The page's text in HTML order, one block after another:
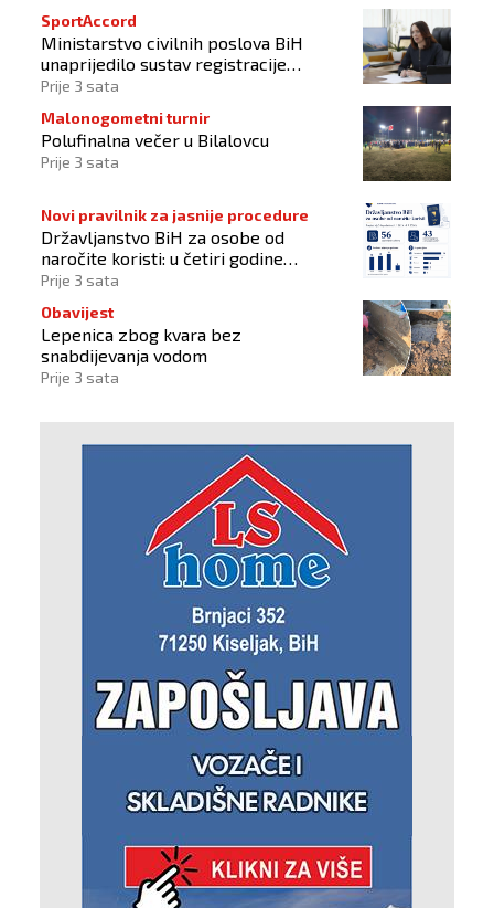
SportAccord
Ministarstvo civilnih poslova BiH
unaprijedilo sustav registracije
sportskih organizacija
Prije 3 sata
Malonogometni turnir
Polufinalna večer u Bilalovcu
Prije 3 sata
Novi pravilnik za jasnije procedure
Državljanstvo BiH za osobe od
naročite koristi: u četiri godine
odobrena 43 zahtjeva
Prije 3 sata
Obavijest
Lepenica zbog kvara bez
snabdijevanja vodom
Prije 3 sata